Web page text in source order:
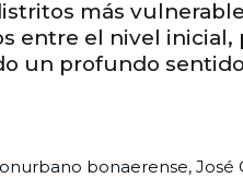
más
entre el nivel
un profundo
bonaerense,